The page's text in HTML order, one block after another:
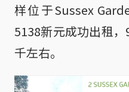
样位于Sussex
5138新元成功出租
千左右。